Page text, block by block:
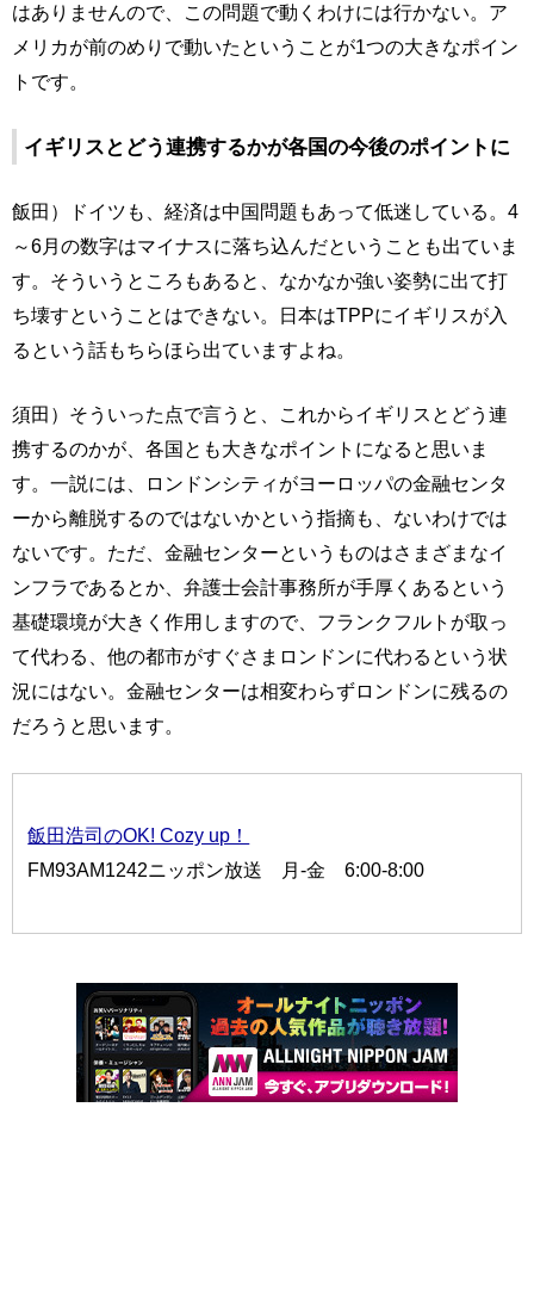
はありませんので、この問題で動くわけには行かない。ア
メリカが前のめりで動いたということが1つの大きなポイン
トです。
イギリスとどう連携するかが各国の今後のポイントに
飯田）ドイツも、経済は中国問題もあって低迷している。4
～6月の数字はマイナスに落ち込んだということも出ていま
す。そういうところもあると、なかなか強い姿勢に出て打
ち壊すということはできない。日本はTPPにイギリスが入
るという話もちらほら出ていますよね。
須田）そういった点で言うと、これからイギリスとどう連
携するのかが、各国とも大きなポイントになると思いま
す。一説には、ロンドンシティがヨーロッパの金融センタ
ーから離脱するのではないかという指摘も、ないわけでは
ないです。ただ、金融センターというものはさまざまなイ
ンフラであるとか、弁護士会計事務所が手厚くあるという
基礎環境が大きく作用しますので、フランクフルトが取っ
て代わる、他の都市がすぐさまロンドンに代わるという状
況にはない。金融センターは相変わらずロンドンに残るの
だろうと思います。
飯田浩司のOK! Cozy up！
FM93AM1242ニッポン放送 月-金 6:00-8:00